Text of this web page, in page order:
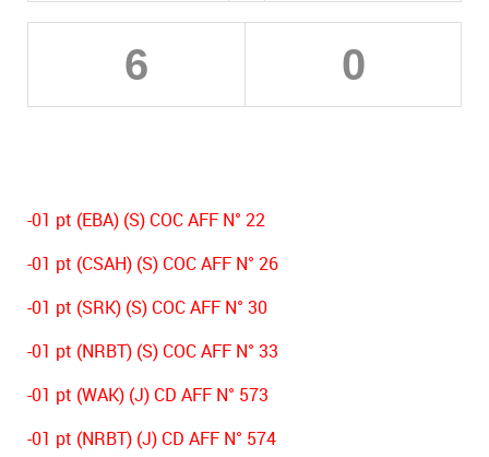
6 0
-01 pt (EBA) (S) COC AFF N° 22
-01 pt (CSAH) (S) COC AFF N° 26
-01 pt (SRK) (S) COC AFF N° 30
-01 pt (NRBT) (S) COC AFF N° 33
-01 pt (WAK) (J) CD AFF N° 573
-01 pt (NRBT) (J) CD AFF N° 574